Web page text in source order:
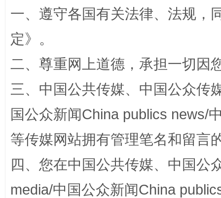
网上购药对药下症？
一、遵守各国有关法律、法规，
定》。
二、尊重网上道德，承担一切因
三、中国公共传媒、中国公众传
国公众新闻China publics news/
等传媒网站拥有管理笔名和留言
四、您在中国公共传媒、中国公
media/中国公众新闻China